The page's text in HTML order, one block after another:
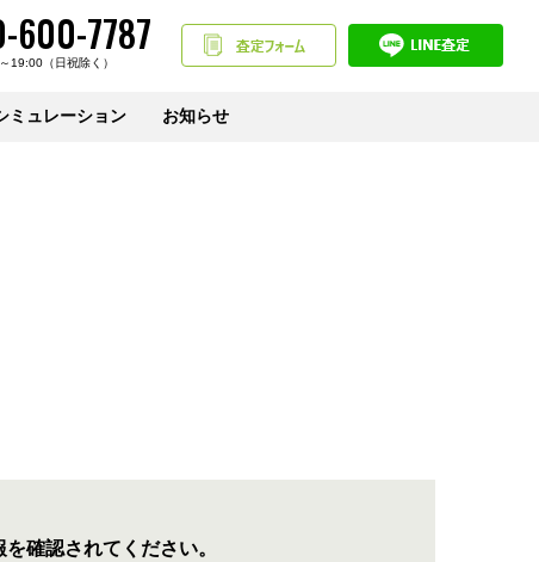
600-7787
19:00（日祝除く）
ミュレーション お知らせ
確認されてください。